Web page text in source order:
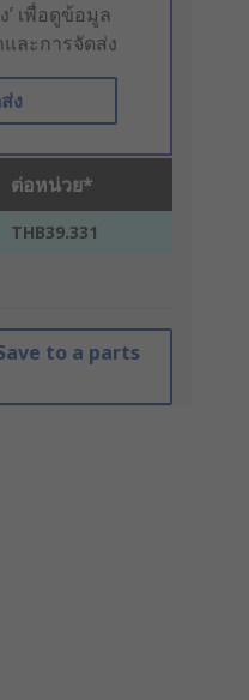
เพื่อดูข้อมูล
ละการจัดส่ง
ง
ต่อหน่วย*
THB39.331
to a parts